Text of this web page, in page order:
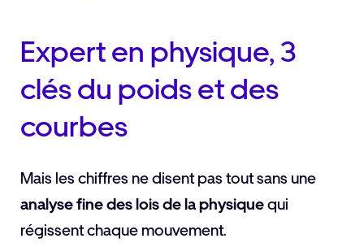
Expert en physique, 3
clés du poids et des
courbes
Mais les chiffres ne disent pas tout sans une
analyse fine des lois de la physiquequi
régissent chaque mouvement.